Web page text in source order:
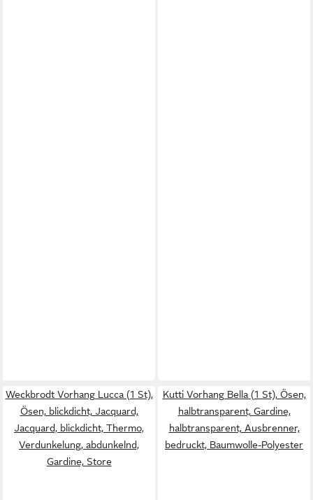
Weckbrodt Vorhang Lucca (1 St),
Ösen, blickdicht, Jacquard,
Jacquard, blickdicht, Thermo,
Verdunkelung, abdunkelnd,
Gardine, Store
Kutti Vorhang Bella (1 St), Ösen,
halbtransparent, Gardine,
halbtransparent, Ausbrenner,
bedruckt, Baumwolle-Polyester